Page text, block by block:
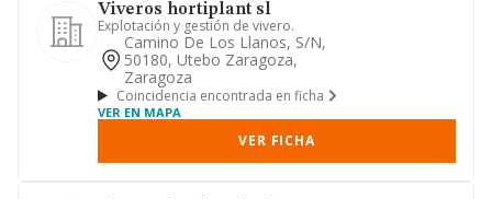
Viveros hortiplant sl
Explotación y gestión de vivero.
Camino De Los Llanos, S/n,
50180, Utebo Zaragoza,
Zaragoza
Coincidencia encontrada en ficha
VER EN MAPA
VER FICHA